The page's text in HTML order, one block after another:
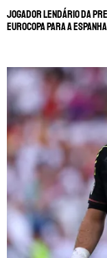
Jogador lendário da
Eurocopa para a